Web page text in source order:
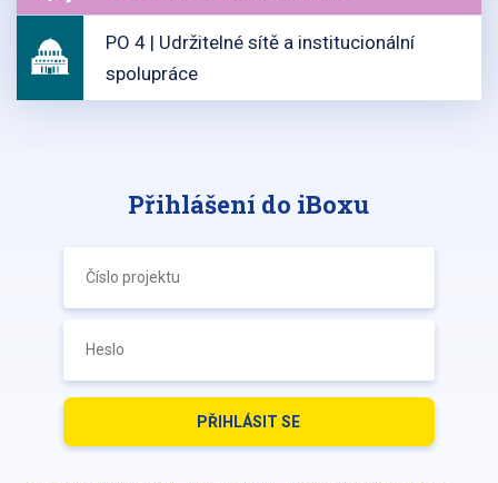
PO 4 | Udržitelné sítě a institucionální
spolupráce
Přihlášení do iBoxu